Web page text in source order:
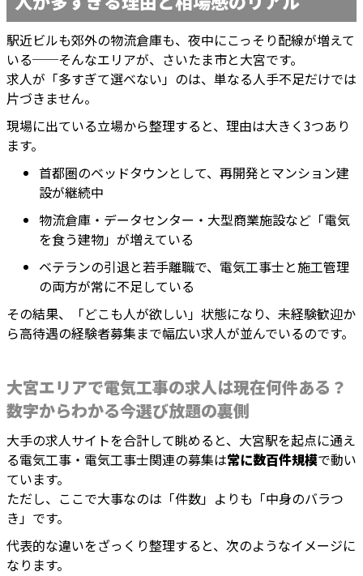
駅近ビルも郊外の物流倉庫も、夜中にこっそり配線が増えて
いる──そんなエリアが、さいたま市と大宮です。
求人が「多すぎて選べない」のは、単なる人手不足だけでは
片づきません。
現場に出ている立場から整理すると、理由は大きく3つあり
ます。
首都圏のベッドタウンとして、再開発とマンション建
設が継続中
物流倉庫・データセンター・大型商業施設など「電気
を食う建物」が増えている
ベテランの引退と若手離職で、電気工事士と施工管理
の両方が常に不足している
その結果、「どこも人が欲しい」状態になり、未経験歓迎か
ら高待遇の経験者募集まで幅広い求人が並んでいるのです。
大宮エリアで電気工事の求人は現在何件ある？
数字からわかる今選び放題の裏側
大手の求人サイトを合計して眺めると、大宮駅を起点に通え
る電気工事・電気工事士関連の募集は常に数百件規模で動い
ています。
ただし、ここで大事なのは「件数」よりも「中身のバラつ
き」です。
代表的な違いをざっくり整理すると、次のようなイメージに
なります。